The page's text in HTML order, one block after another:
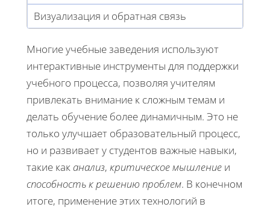
Визуализация и обратная связь
Многие учебные заведения используют
интерактивные инструменты для поддержки
учебного процесса, позволяя учителям
привлекать внимание к сложным темам и
делать обучение более динамичным. Это не
только улучшает образовательный процесс,
но и развивает у студентов важные навыки,
такие как анализ, критическое мышление и
способность к решению проблем. В конечном
итоге, применение этих технологий в